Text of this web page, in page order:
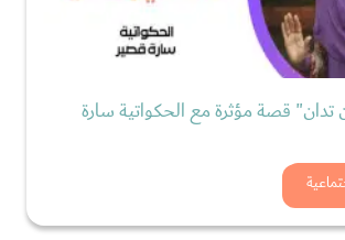
قصة مؤثرة مع الحكواتية سارة